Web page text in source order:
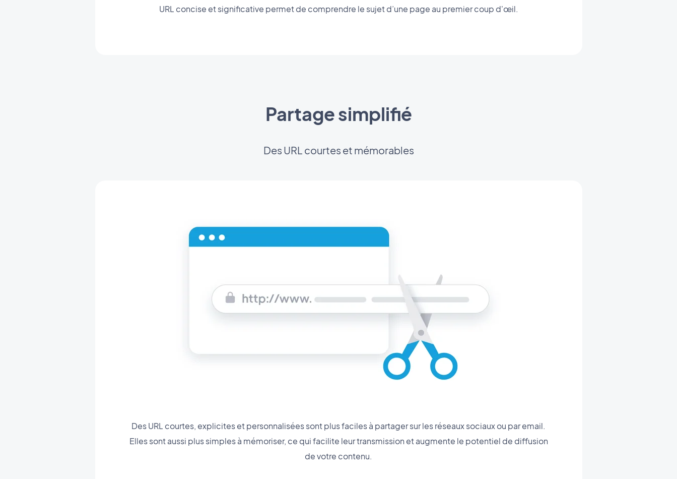
URL concise et significative permet de comprendre le sujet d’une page au premier coup d'œil.
Partage simplifié
Des URL courtes et mémorables
Des URL courtes, explicites et personnalisées sont plus faciles à partager sur les réseaux sociaux ou par email.
Elles sont aussi plus simples à mémoriser, ce qui facilite leur transmission et augmente le potentiel de diffusion
de votre contenu.